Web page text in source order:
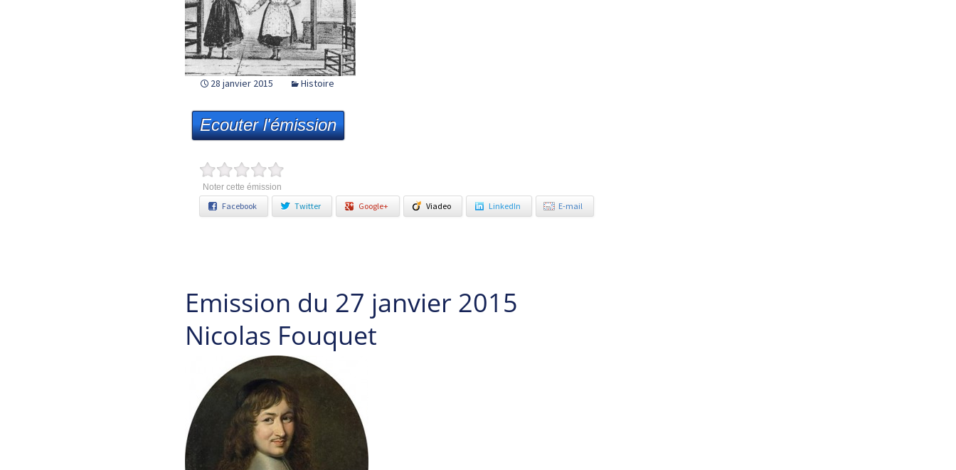
28 janvier 2015 Histoire
Ecouter l'émission
Noter cette émission
Facebook Twitter Google+ Viadeo LinkedIn E-mail
Emission du 27 janvier 2015
Nicolas Fouquet